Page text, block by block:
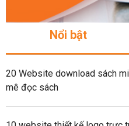
Nổi bật
20 Website download sách
mê đọc sách